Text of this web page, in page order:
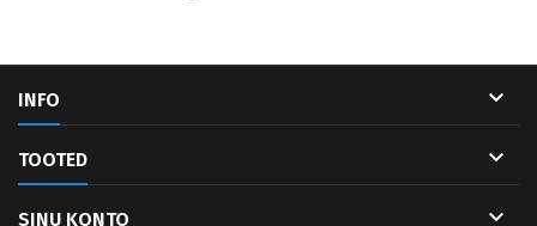
INFO 
TOOTED 
SINU KONTO 